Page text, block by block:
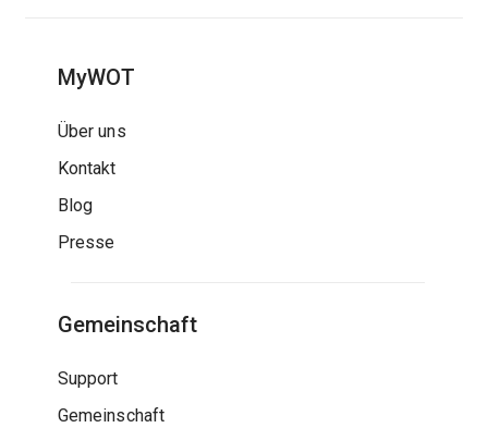
MyWOT
Über uns
Kontakt
Blog
Presse
Gemeinschaft
Support
Gemeinschaft